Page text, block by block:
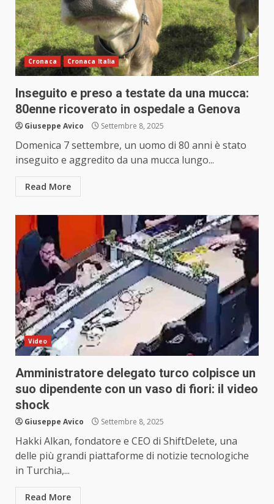
Cronaca Cronaca Italia
Inseguito e preso a testate da una mucca:
80enne ricoverato in ospedale a Genova
Giuseppe Avico Settembre 8, 2025
Domenica 7 settembre, un uomo di 80 anni è stato
inseguito e aggredito da una mucca lungo...
Read More
Video
Amministratore delegato turco colpisce un
suo dipendente con un vaso di fiori: il video
shock
Giuseppe Avico Settembre 8, 2025
Hakki Alkan, fondatore e CEO di ShiftDelete, una
delle più grandi piattaforme di notizie tecnologiche
in Turchia,...
Read More